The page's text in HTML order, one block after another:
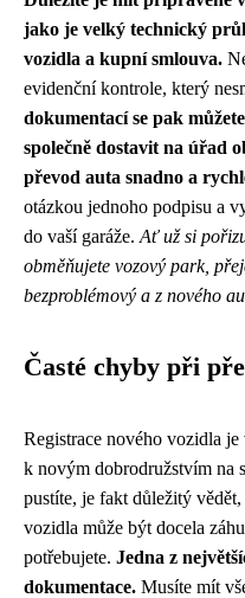
jako je velký technický
vozidla a kupní smlouva.
evidenční kontrole, který
dokumentací se pak
společně dostavit na úřad
převod auta snadno a
otázkou jednoho podpisu a
do vaší garáže. Ať už si
obměňujete vozový park,
bezproblémový a z nového
Časté chyby při
Registrace nového vozidla
k novým dobrodružstvím na
pustíte, je fakt důležitý
vozidla může být docela
potřebujete. Jedna z
dokumentace. Musíte mít